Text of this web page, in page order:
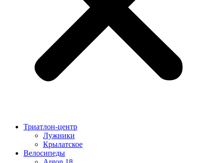
Триатлон-центр
Лужники
Крылатское
Велосипеды